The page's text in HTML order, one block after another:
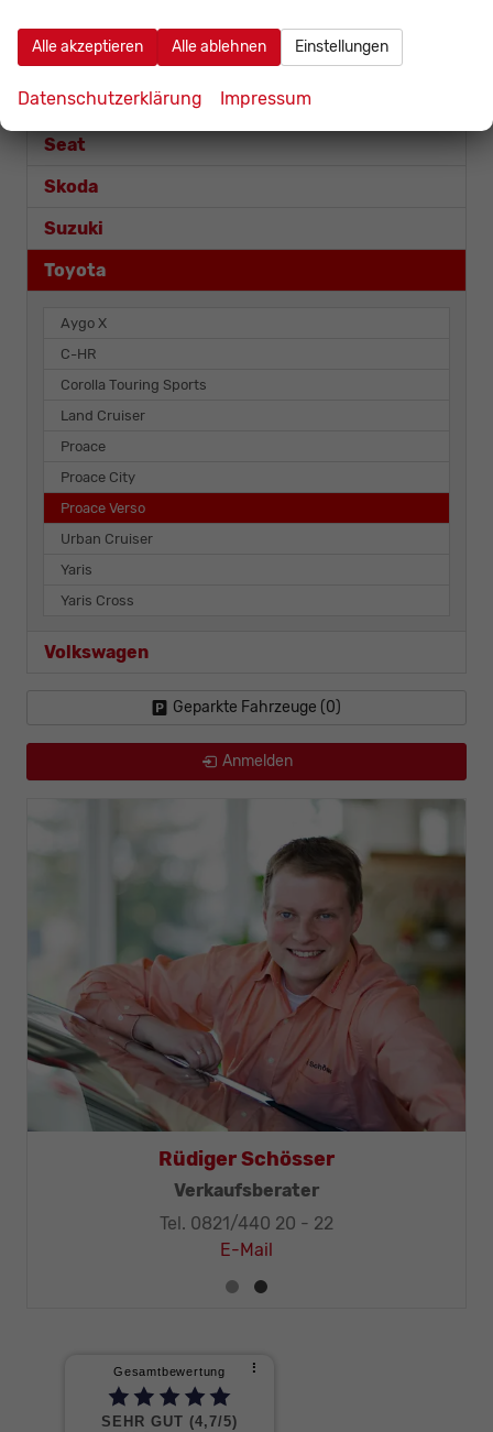
Opel
Renault
Seat
Skoda
Suzuki
Toyota
Aygo X
C-HR
Corolla Touring Sports
Land Cruiser
Proace
Proace City
Proace Verso
Urban Cruiser
Yaris
Yaris Cross
Volkswagen
Geparkte Fahrzeuge (0)
Anmelden
Rüdiger Schösser
Verkaufsberater
Tel. 0821/440 20 - 22
E-Mail
Alle akzeptieren Alle ablehnen Einstellungen
Datenschutzerklärung Impressum